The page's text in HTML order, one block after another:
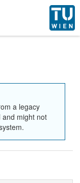
a legacy
might not